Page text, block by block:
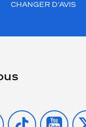
CHANGER D’AVIS
TIKTOK YOUTUBE
X